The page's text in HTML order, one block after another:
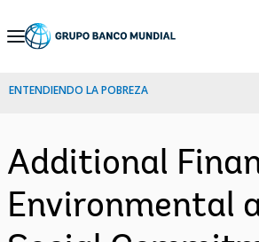
Skip
Navigation
ENTENDIENDO LA POBREZA
Additional
Environmental